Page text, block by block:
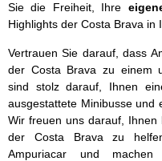
Sie die Freiheit, Ihre
Highlights der Costa Brava in
Vertrauen Sie darauf, dass
der Costa Brava zu einem
sind stolz darauf, Ihnen
ausgestattete Minibusse und
Wir freuen uns darauf, Ihnen
der Costa Brava zu
Ampuriacar und